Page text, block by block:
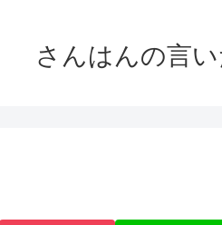
さんはんの言